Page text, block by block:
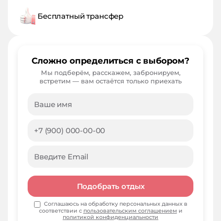
Бесплатный трансфер
Сложно определиться с выбором?
Мы подберём, расскажем, забронируем,
встретим — вам остаётся только приехать
Подобрать отдых
Соглашаюсь на обработку персональных данных в
соответствии с пользовательским соглашением и
политикой конфиденциальности